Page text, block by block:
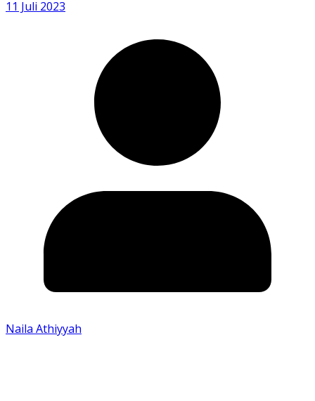
11 Juli 2023
Naila Athiyyah